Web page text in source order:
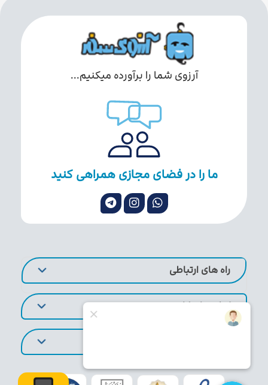
آرزوی شما را برآورده میکنیم...
ما را در فضای مجازی همراهی کنید
راه های ارتباطی
لینک های کاربردی